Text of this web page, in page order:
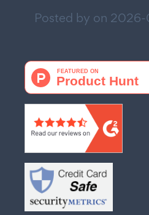
Posted by on